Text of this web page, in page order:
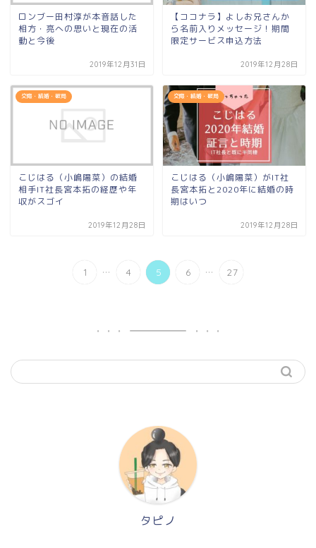
ロンブー田村淳が本音話した
相方・亮への思いと現在の活
動と今後
2019年12月31日
【ココナラ】よしお兄さんか
ら名前入りメッセージ！期間
限定サービス申込方法
2019年12月28日
交際・結婚・破局
こじはる（小嶋陽菜）の結婚
相手IT社長宮本拓の経歴や年
収がスゴイ
2019年12月28日
交際・結婚・破局
こじはる（小嶋陽菜）がIT社
長宮本拓と2020年に結婚の時
期はいつ
2019年12月28日
1 ... 4 5 6 ... 27
タピノ